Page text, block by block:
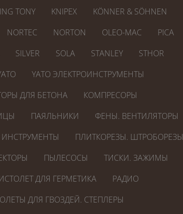
TONY KNIPEX
KÖNNER & SÖHNEN
NORTEC NORTON OLEO-MAC
PICA
SILVER SOLA STANLEY
STHOR
YATO ЭЛЕКТРОИНСТРУМЕНТЫ
ДЛЯ БЕТОНА
КОМПРЕСОРЫ
ПАЯЛЬНИКИ
ФЕНЫ. ВЕНТИЛЯТОРЫ
ПЛИТКОРЕЗЫ. ШТРОБОРЕЗЫ
ПЫЛЕСОСЫ
ТИСКИ. ЗАЖИМЫ
ДЛЯ ГЕРМЕТИКА
РАДИО
ДЛЯ ГВОЗДЕЙ. СТЕПЛЕРЫ